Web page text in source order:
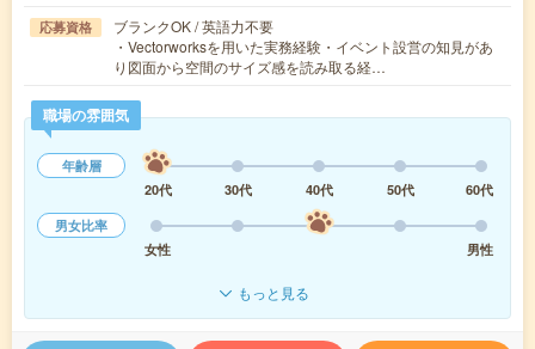
応募資格
ブランクOK / 英語力不要
・Vectorworksを用いた実務経験・イベント設営の知見があ
り図面から空間のサイズ感を読み取る経…
職場の雰囲気
年齢層
20代
30代 40代 50代
60代
男女比率
女性
男性
もっと見る